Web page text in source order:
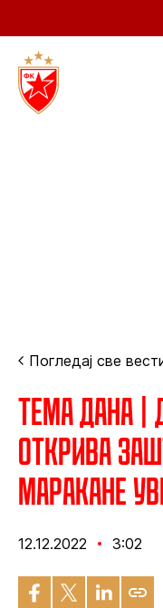
Погледај све
Тема дана |
открива
Маракане
12.12.2022 3:02